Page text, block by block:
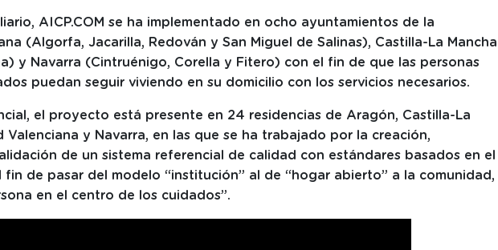
AICP.COM se ha implementado en ocho ayuntamientos de la
(Algorfa, Jacarilla, Redován y San Miguel de Salinas), Castilla-La Mancha
y Navarra (Cintruénigo, Corella y Fitero) con el fin de que las personas
puedan seguir viviendo en su domicilio con los servicios necesarios.
el proyecto está presente en 24 residencias de Aragón, Castilla-La
Valenciana y Navarra, en las que se ha trabajado por la creación,
de un sistema referencial de calidad con estándares basados en el
fin de pasar del modelo “institución” al de “hogar abierto” a la comunidad,
en el centro de los cuidados”.